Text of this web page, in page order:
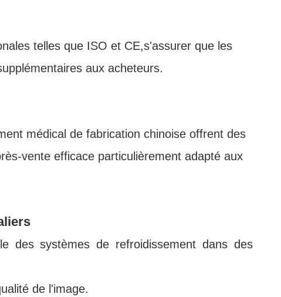
telles que ISO et CE,s'assurer que les
aux acheteurs.
médical de fabrication chinoise offrent des
vente efficace particulièrement adapté aux
des systèmes de refroidissement dans des
de l'image.